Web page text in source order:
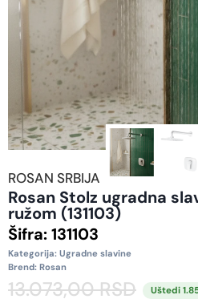
ROSAN SRBIJA
Rosan Stolz ugradna
ružom (131103)
Šifra:131103
Kategorija: Ugradne slavine
Brend: Rosan
13.073,00RSD Uštedi